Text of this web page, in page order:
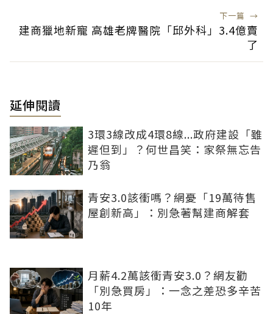
下一篇 →
建商獵地新寵 高雄老牌醫院「邱外科」3.4億賣
了
延伸閱讀
3環3線改成4環8線...政府建設「雖
遲但到」？何世昌笑：家祭無忘告
乃翁
青安3.0該衝嗎？網憂「19萬待售
屋創新高」：別急著幫建商解套
月薪4.2萬該衝青安3.0？網友勸
「別急買房」：一念之差恐多辛苦
10年